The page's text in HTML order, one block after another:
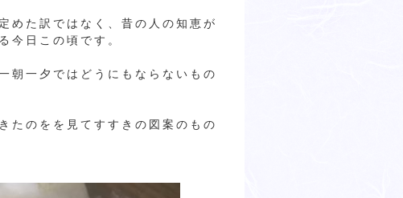
めた訳ではなく、昔の人の知恵が
今日この頃です。
朝一夕ではどうにもならないもの
たのをを見てすすきの図案のもの